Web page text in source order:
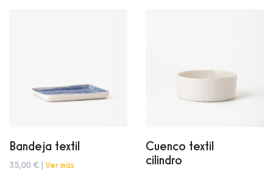
Bandeja textil
35,00 € | Ver más
Cuenco textil
cilindro